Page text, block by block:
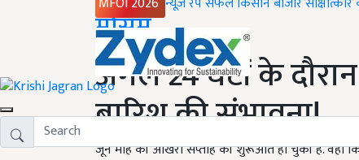
मौसम
अगले 24 घंटों के
बारिश की संभावना!
जून माह की आखरी सप्ताह की शुरूआत हो चुकी है. वहीं